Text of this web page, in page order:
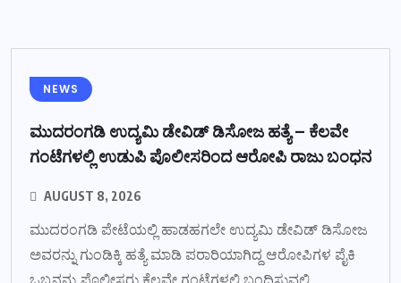
NEWS
ಮುದರಂಗಡಿ ಉದ್ಯಮಿ ಡೇವಿಡ್ ಡಿಸೋಜ ಹತ್ಯೆ – ಕೆಲವೇ
ಗಂಟೆಗಳಲ್ಲಿ ಉಡುಪಿ ಪೊಲೀಸರಿಂದ ಆರೋಪಿ ರಾಜು ಬಂಧನ
AUGUST 8, 2026
ಮುದರಂಗಡಿ ಪೇಟೆಯಲ್ಲಿ ಹಾಡಹಗಲೇ ಉದ್ಯಮಿ ಡೇವಿಡ್ ಡಿಸೋಜ
ಅವರನ್ನು ಗುಂಡಿಕ್ಕಿ ಹತ್ಯೆ ಮಾಡಿ ಪರಾರಿಯಾಗಿದ್ದ ಆರೋಪಿಗಳ ಪೈಕಿ